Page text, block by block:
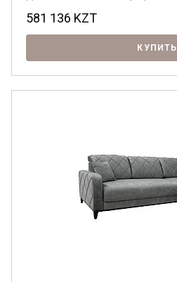
581 136 KZT
КУПИТЬ